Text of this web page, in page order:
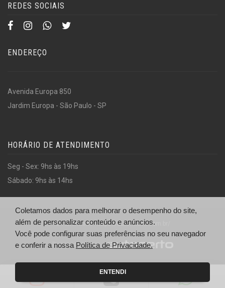
REDES SOCIAIS
ENDEREÇO
Avenida Europa 850
Jardim Europa - São Paulo - SP
HORÁRIO DE ATENDIMENTO
Seg - Sex: 9hs às 19hs
Sábado: 9hs às 14hs
© Automiami - https://automiami.com.br/
Desenvolvido por
Coletamos dados para melhorar o desempenho do site,
além de personalizar conteúdo e anúncios.
Você pode configurar suas preferências no seu navegador
e conferir a nossa Política de Privacidade.
ENTENDI